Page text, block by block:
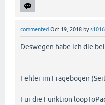
commented Oct 19, 2018 by
Deswegen habe ich die
Fehler im Fragebogen
Für die Funktion